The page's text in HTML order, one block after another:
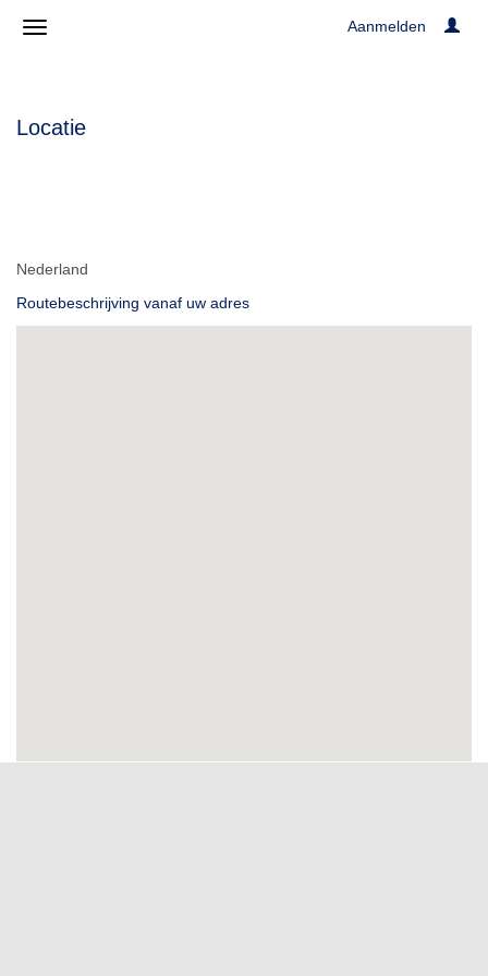
Aanmelden
Locatie
Nederland
Routebeschrijving vanaf uw adres